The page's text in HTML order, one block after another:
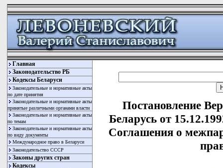
Главная
Законодательство РБ
Кодексы Беларуси
Законодательные и нормативные акты
по дате принятия
Законодательные и нормативные акты
принятые различными органами власти
Законодательные и нормативные акты
по темам
Законодательные и нормативные акты
по виду документы
Международное право в Беларуси
Законодательство СССР
Законы других стран
Кодексы
Постановление
Беларусь от
Соглашения о